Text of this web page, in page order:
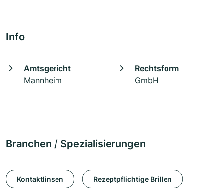
Info
Amtsgericht
Mannheim
Rechtsform
GmbH
Branchen / Spezialisierungen
Kontaktlinsen Rezeptpflichtige Brillen